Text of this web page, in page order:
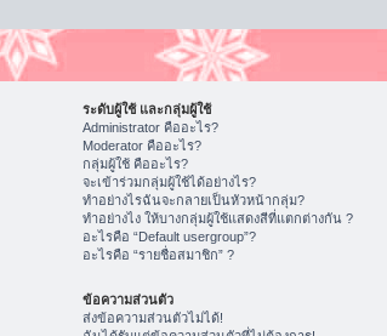
ระดับผู้ใช้ และกลุ่มผู้ใช้
Administrator คืออะไร?
Moderator คืออะไร?
กลุ่มผู้ใช้ คืออะไร?
จะเข้าร่วมกลุ่มผู้ใช้ได้อย่างไร?
ทำอย่างไรฉันจะกลายเป็นหัวหน้ากลุ่ม?
ทำอย่างไง ให้บางกลุ่มผู้ใช้แสดงสีที่แตกต่างกัน ?
อะไรคือ “Default usergroup”?
อะไรคือ “รายชื่อสมาชิก” ?
ข้อความส่วนตัว
ส่งข้อความส่วนตัวไม่ได้!